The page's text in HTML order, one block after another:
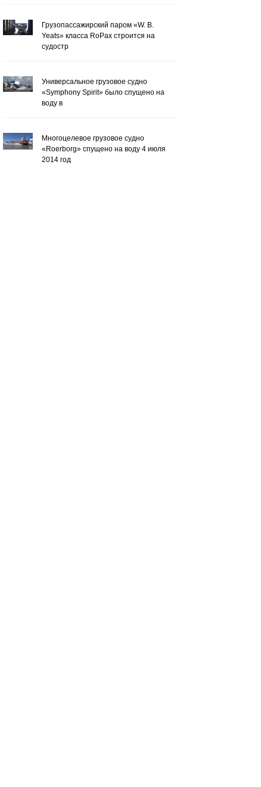
Грузопассажирский паром «W. B.
Yeats» класса RoPax строится на
судостр
Универсальное грузовое судно
«Symphony Spirit» было спущено на
воду в
Многоцелевое грузовое судно
«Roerborg» спущено на воду 4 июля
2014 год